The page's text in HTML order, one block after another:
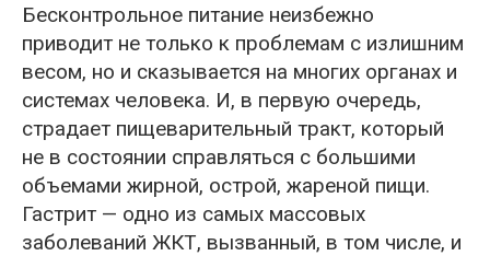
Бесконтрольное питание неизбежно
приводит не только к проблемам с излишним
весом, но и сказывается на многих органах и
системах человека. И, в первую очередь,
страдает пищеварительный тракт, который
не в состоянии справляться с большими
объемами жирной, острой, жареной пищи.
Гастрит — одно из самых массовых
заболеваний ЖКТ, вызванный, в том числе, и